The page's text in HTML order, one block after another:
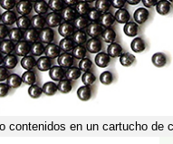
contenidos en un cartucho